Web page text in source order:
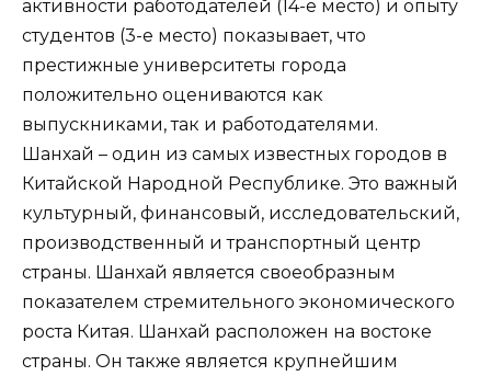
активности работодателей (14-е место) и опыту
студентов (3-е место) показывает, что
престижные университеты города
положительно оцениваются как
выпускниками, так и работодателями.
Шанхай – один из самых известных городов в
Китайской Народной Республике. Это важный
культурный, финансовый, исследовательский,
производственный и транспортный центр
страны. Шанхай является своеобразным
показателем стремительного экономического
роста Китая. Шанхай расположен на востоке
страны. Он также является крупнейшим